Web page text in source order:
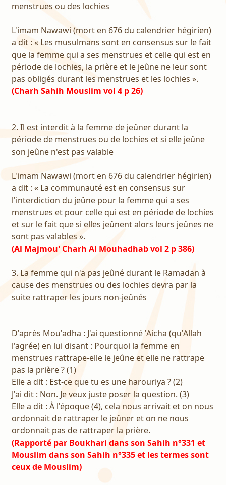
menstrues ou des lochies
L'imam Nawawi (mort en 676 du calendrier hégirien)
a dit : « Les musulmans sont en consensus sur le fait
que la femme qui a ses menstrues et celle qui est en
période de lochies, la prière et le jeûne ne leur sont
pas obligés durant les menstrues et les lochies ».
(Charh Sahih Mouslim vol 4 p 26)
2. Il est interdit à la femme de jeûner durant la
période de menstrues ou de lochies et si elle jeûne
son jeûne n'est pas valable
L'imam Nawawi (mort en 676 du calendrier hégirien)
a dit : « La communauté est en consensus sur
l'interdiction du jeûne pour la femme qui a ses
menstrues et pour celle qui est en période de lochies
et sur le fait que si elles jeûnent alors leurs jeûnes ne
sont pas valables ».
(Al Majmou' Charh Al Mouhadhab vol 2 p 386)
3. La femme qui n'a pas jeûné durant le Ramadan à
cause des menstrues ou des lochies devra par la
suite rattraper les jours non-jeûnés
D'après Mou'adha : J'ai questionné 'Aicha (qu'Allah
l'agrée) en lui disant : Pourquoi la femme en
menstrues rattrape-elle le jeûne et elle ne rattrape
pas la prière ? (1)
Elle a dit : Est-ce que tu es une harouriya ? (2)
J'ai dit : Non. Je veux juste poser la question. (3)
Elle a dit : À l'époque (4), cela nous arrivait et on nous
ordonnait de rattraper le jeûner et on ne nous
ordonnait pas de rattraper la prière.
(Rapporté par Boukhari dans son Sahih n°331 et
Mouslim dans son Sahih n°335 et les termes sont
ceux de Mouslim)